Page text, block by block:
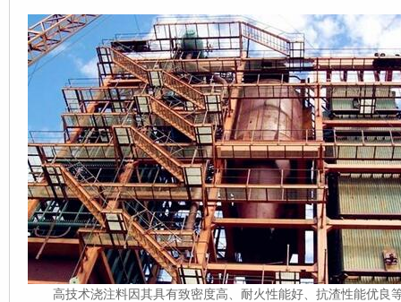
高技术浇注料因其具有致密度高、耐火性能好、抗渣性能优良